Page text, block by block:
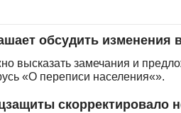
обсудить изменения
высказать замечания и
«О переписи населения«».
скорректировало